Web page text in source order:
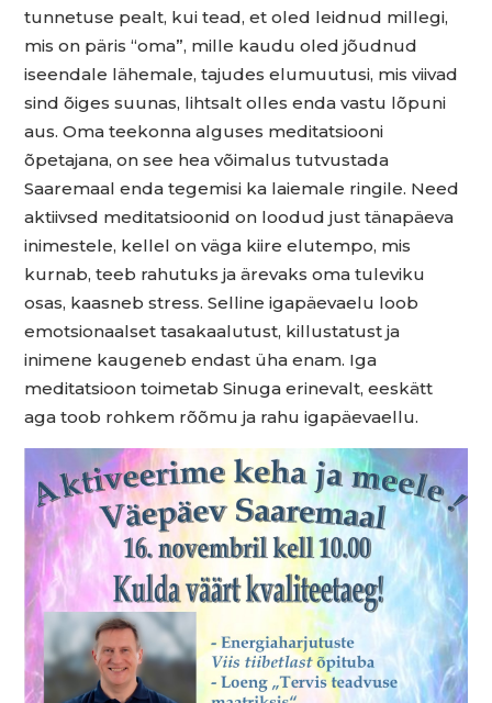
tunnetuse pealt, kui tead, et oled leidnud millegi,
mis on päris “oma”, mille kaudu oled jõudnud
iseendale lähemale, tajudes elumuutusi, mis viivad
sind õiges suunas, lihtsalt olles enda vastu lõpuni
aus. Oma teekonna alguses meditatsiooni
õpetajana, on see hea võimalus tutvustada
Saaremaal enda tegemisi ka laiemale ringile. Need
aktiivsed meditatsioonid on loodud just tänapäeva
inimestele, kellel on väga kiire elutempo, mis
kurnab, teeb rahutuks ja ärevaks oma tuleviku
osas, kaasneb stress. Selline igapäevaelu loob
emotsionaalset tasakaalutust, killustatust ja
inimene kaugeneb endast üha enam. Iga
meditatsioon toimetab Sinuga erinevalt, eeskätt
aga toob rohkem rõõmu ja rahu igapäevaellu.